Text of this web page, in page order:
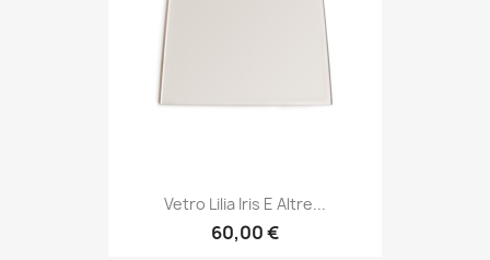
Vetro Lilia Iris E Altre...
60,00 €